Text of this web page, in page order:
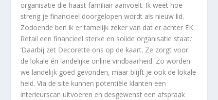
organisatie die haast familiair aanvoelt. Ik weet hoe
streng je financieel doorgelopen wordt als nieuw lid.
Zodoende ben ik er tamelijk zeker van dat er achter EK
Retail een financieel sterke en solide organisatie staat.’
‘Daarbij zet Decorette ons op de kaart. Ze zorgt voor
de lokale én landelijke online vindbaarheid. Zo worden
we landelijk goed gevonden, maar blijft je ook de lokale
held. Via de site kunnen potentiële klanten een
interieurscan uitvoeren en desgewenst een afspraak